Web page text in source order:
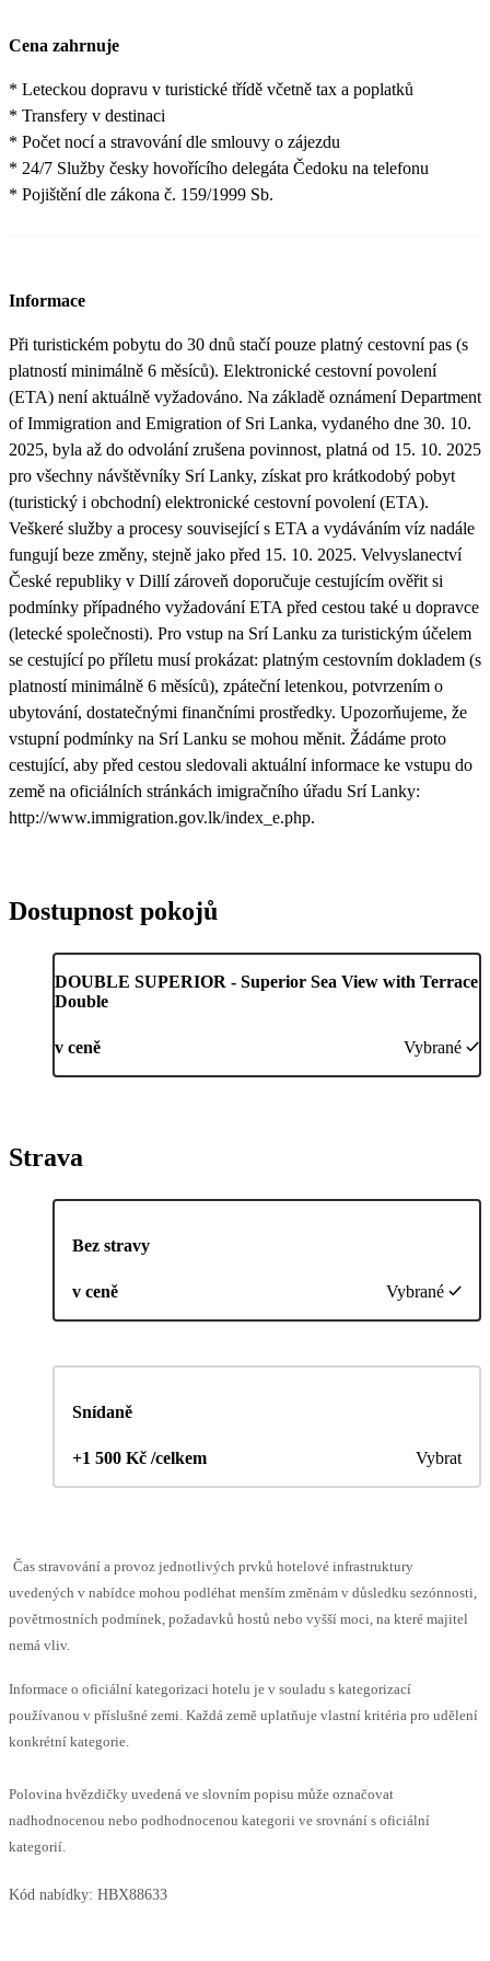
Cena zahrnuje
* Leteckou dopravu v turistické třídě včetně tax a poplatků
* Transfery v destinaci
* Počet nocí a stravování dle smlouvy o zájezdu
* 24/7 Služby česky hovořícího delegáta Čedoku na telefonu
* Pojištění dle zákona č. 159/1999 Sb.
Informace
Při turistickém pobytu do 30 dnů stačí pouze platný cestovní pas (s
platností minimálně 6 měsíců). Elektronické cestovní povolení
(ETA) není aktuálně vyžadováno. Na základě oznámení Department
of Immigration and Emigration of Sri Lanka, vydaného dne 30. 10.
2025, byla až do odvolání zrušena povinnost, platná od 15. 10. 2025
pro všechny návštěvníky Srí Lanky, získat pro krátkodobý pobyt
(turistický i obchodní) elektronické cestovní povolení (ETA).
Veškeré služby a procesy související s ETA a vydáváním víz nadále
fungují beze změny, stejně jako před 15. 10. 2025. Velvyslanectví
České republiky v Dillí zároveň doporučuje cestujícím ověřit si
podmínky případného vyžadování ETA před cestou také u dopravce
(letecké společnosti). Pro vstup na Srí Lanku za turistickým účelem
se cestující po příletu musí prokázat: platným cestovním dokladem (s
platností minimálně 6 měsíců), zpáteční letenkou, potvrzením o
ubytování, dostatečnými finančními prostředky. Upozorňujeme, že
vstupní podmínky na Srí Lanku se mohou měnit. Žádáme proto
cestující, aby před cestou sledovali aktuální informace ke vstupu do
země na oficiálních stránkách imigračního úřadu Srí Lanky:
http://www.immigration.gov.lk/index_e.php.
Dostupnost pokojů
DOUBLE SUPERIOR - Superior Sea View with Terrace
Double
v ceně Vybrané
Strava
Bez stravy
v ceně Vybrané
Snídaně
+1 500 Kč /celkem Vybrat
Čas stravování a provoz jednotlivých prvků hotelové infrastruktury
uvedených v nabídce mohou podléhat menším změnám v důsledku sezónnosti,
povětrnostních podmínek, požadavků hostů nebo vyšší moci, na které majitel
nemá vliv.
Informace o oficiální kategorizaci hotelu je v souladu s kategorizací
používanou v příslušné zemi. Každá země uplatňuje vlastní kritéria pro udělení
konkrétní kategorie.
Polovina hvězdičky uvedená ve slovním popisu může označovat
nadhodnocenou nebo podhodnocenou kategorii ve srovnání s oficiální
kategorií.
Kód nabídky: HBX88633